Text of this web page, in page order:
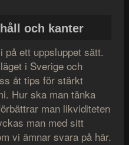
och kanter
på ett uppsluppet sätt.
i Sverige och
åt tips för stärkt
Hur ska man tänka
man likviditeten
man med sitt
vi ämnar svara på här.